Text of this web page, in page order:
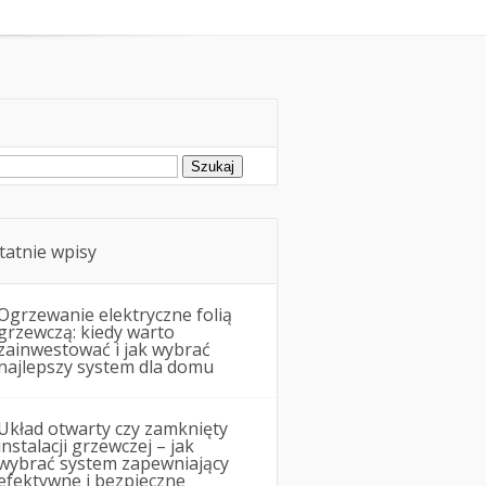
wpisy
elektryczne folią
kiedy warto
i jak wybrać
system dla domu
otwarty czy zamknięty
grzewczej – jak
system zapewniający
i bezpieczne